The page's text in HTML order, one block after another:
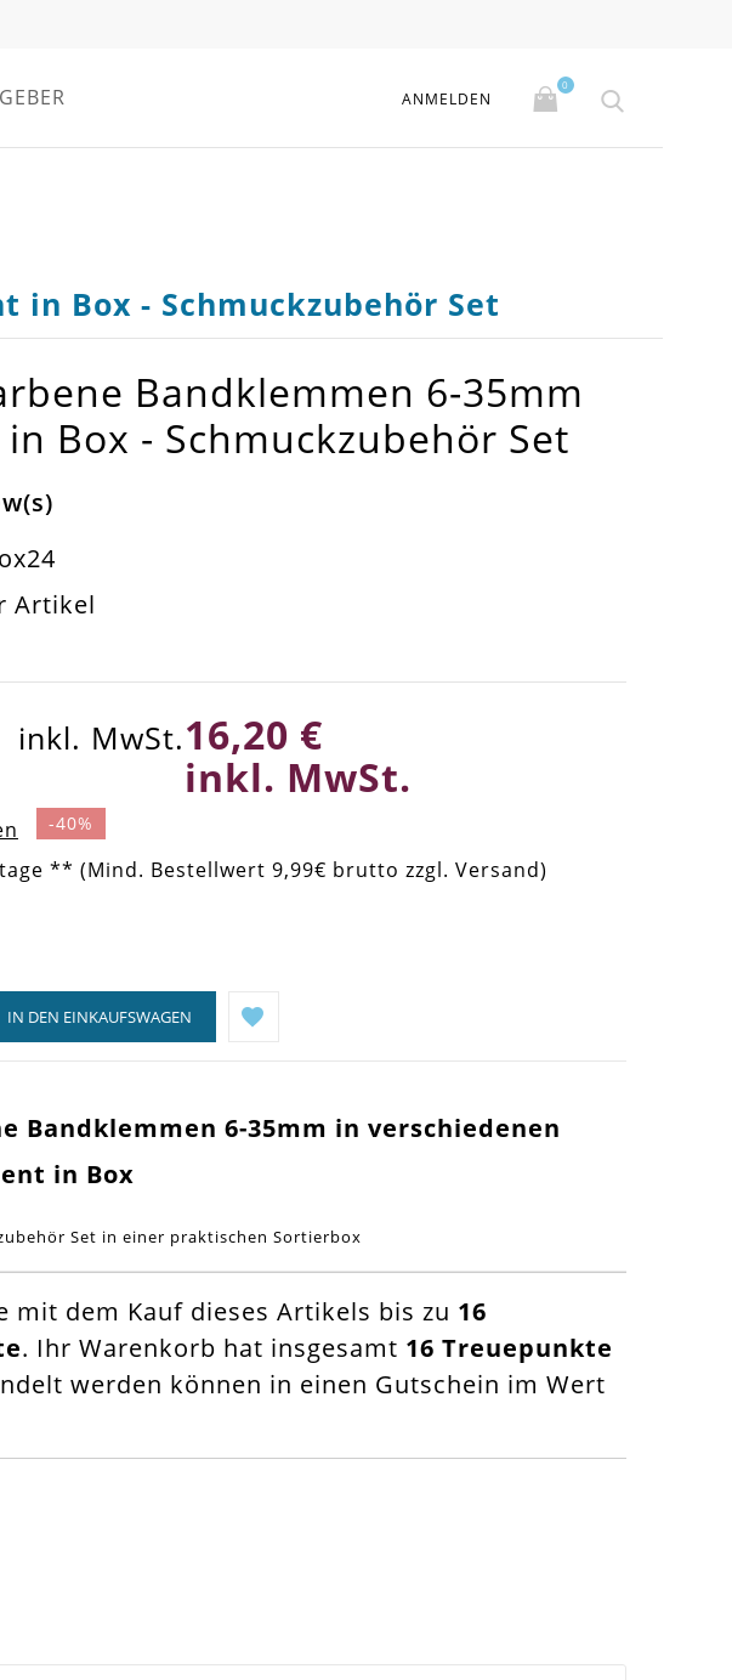
ANMELDEN
0
in Box - Schmuckzubehör Set
Bandklemmen 6-35mm
Box - Schmuckzubehör Set
Artikel
inkl. MwSt.16,20 €
inkl. MwSt.
-40%
** (Mind. Bestellwert 9,99€ brutto zzgl. Versand)
IN DEN EINKAUFSWAGEN
Bandklemmen 6-35mm in verschiedenen
in Box
Set in einer praktischen Sortierbox
mit dem Kauf dieses Artikels bis zu 16
. Ihr Warenkorb hat insgesamt 16 Treuepunkte
werden können in einen Gutschein im Wert